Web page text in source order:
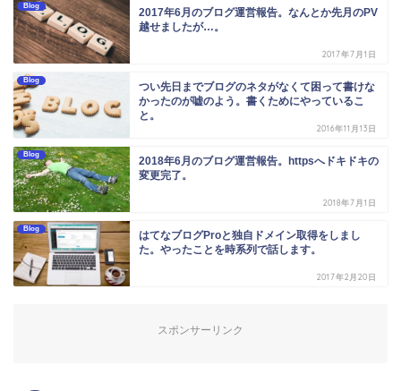
Blog
2017年6月のブログ運営報告。なんとか先月のPV
越せましたが…。
2017年7月1日
Blog
つい先日までブログのネタがなくて困って書けな
かったのが嘘のよう。書くためにやっているこ
と。
2016年11月13日
Blog
2018年6月のブログ運営報告。httpsへドキドキの
変更完了。
2018年7月1日
Blog
はてなブログProと独自ドメイン取得をしまし
た。やったことを時系列で話します。
2017年2月20日
スポンサーリンク